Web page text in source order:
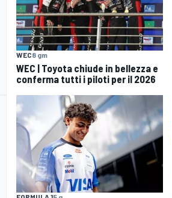
WEC8 gm
WEC | Toyota chiude in bellezza e
conferma tutti i piloti per il 2026